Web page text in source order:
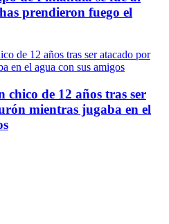
prendieron fuego el
de 12 años tras ser
mientras jugaba en el